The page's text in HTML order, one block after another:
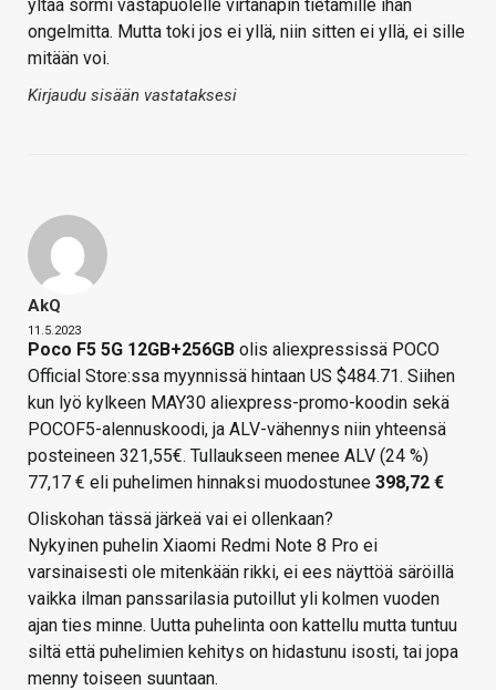
yltää sormi vastapuolelle virtanapin tietämille ihan
ongelmitta. Mutta toki jos ei yllä, niin sitten ei yllä, ei sille
mitään voi.
Kirjaudu sisään vastataksesi
AkQ
11.5.2023
Poco F5 5G 12GB+256GB olis aliexpressissä POCO
Official Store:ssa myynnissä hintaan US $484.71. Siihen
kun lyö kylkeen MAY30 aliexpress-promo-koodin sekä
POCOF5-alennuskoodi, ja ALV-vähennys niin yhteensä
posteineen 321,55€. Tullaukseen menee ALV (24 %)
77,17 € eli puhelimen hinnaksi muodostunee 398,72 €
Oliskohan tässä järkeä vai ei ollenkaan?
Nykyinen puhelin Xiaomi Redmi Note 8 Pro ei
varsinaisesti ole mitenkään rikki, ei ees näyttöä säröillä
vaikka ilman panssarilasia putoillut yli kolmen vuoden
ajan ties minne. Uutta puhelinta oon kattellu mutta tuntuu
siltä että puhelimien kehitys on hidastunu isosti, tai jopa
menny toiseen suuntaan.